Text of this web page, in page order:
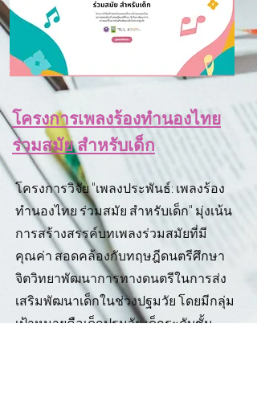
โครงการเพลงร้องทำนองไทย
ร่วมสมัย สำหรับเด็ก
โครงการวิจัย "เพลงประพันธ์: เพลงร้อง
ทํานองไทย ร่วมสมัย สําหรับเด็ก" มุ่งเน้น
การสร้างสรรค์บทเพลงร่วมสมัยที่มี
คุณค่า สอดคล้องกับทฤษฎีดนตรีศึกษา
จิตวิทยาพัฒนาการทางดนตรีในการส่ง
เสริมพัฒนาเด็กในช่วงปฐมวัย โดยมีกลุ่ม
เป้าหมายคือเด็กปฐมวัย เด็กระดับชั้น